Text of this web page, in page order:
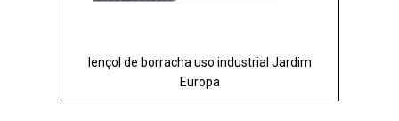
lençol de borracha uso industrial Jardim
Europa